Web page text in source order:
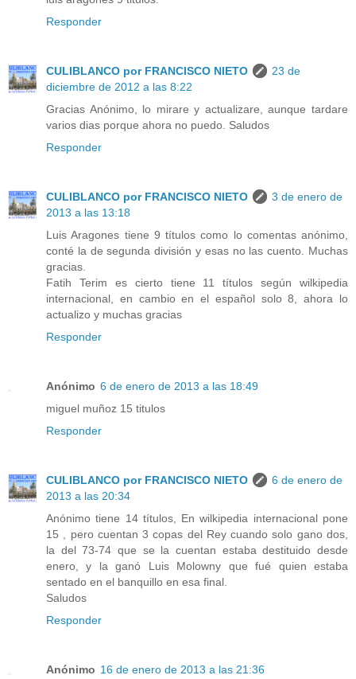
Responder
CULIBLANCO por FRANCISCO NIETO
23 de
diciembre de 2012 a las 8:22
Gracias Anónimo, lo mirare y actualizare, aunque tardare
varios dias porque ahora no puedo. Saludos
Responder
CULIBLANCO por FRANCISCO NIETO
3 de enero de
2013 a las 13:18
Luis Aragones tiene 9 títulos como lo comentas anónimo,
conté la de segunda división y esas no las cuento. Muchas
gracias.
Fatih Terim es cierto tiene 11 títulos según wilkipedia
internacional, en cambio en el español solo 8, ahora lo
actualizo y muchas gracias
Responder
Anónimo 6 de enero de 2013 a las 18:49
miguel muñoz 15 titulos
Responder
CULIBLANCO por FRANCISCO NIETO
6 de enero de
2013 a las 20:34
Anónimo tiene 14 títulos, En wilkipedia internacional pone
15 , pero cuentan 3 copas del Rey cuando solo gano dos,
la del 73-74 que se la cuentan estaba destituido desde
enero, y la ganó Luis Molowny que fué quien estaba
sentado en el banquillo en esa final.
Saludos
Responder
Anónimo 16 de enero de 2013 a las 21:36